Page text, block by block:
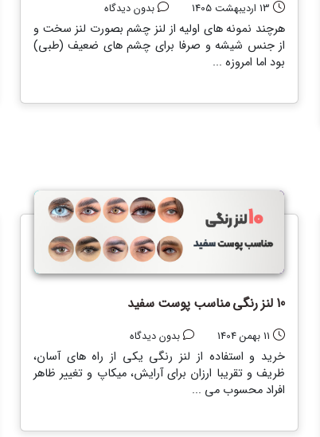
13 اردیبهشت 1405 بدون دیدگاه
هرچند نمونه های اولیه از لنز چشم بصورت لنز سخت و
از جنس شیشه و صرفا برای چشم های ضعیف (طبی)
بود اما امروزه ...
10 لنز رنگی مناسب پوست سفید
11 بهمن 1404 بدون دیدگاه
خرید و استفاده از لنز رنگی یکی از راه های آسان،
ظریف و تقریبا ارزان برای آرایش، میکاپ و تغییر ظاهر
افراد محسوب می ...